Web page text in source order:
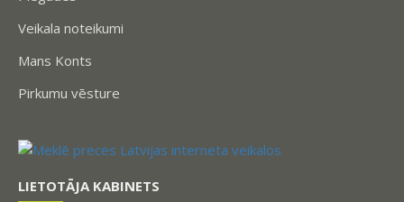
Veikala noteikumi
Mans Konts
Pirkumu vēsture
LIETOTĀJA KABINETS